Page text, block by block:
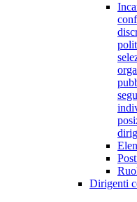
Dirigenti